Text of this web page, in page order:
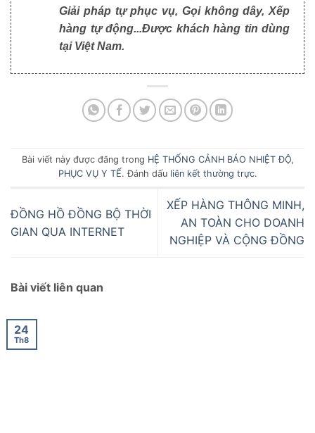
Giải pháp tự phục vụ, Gọi không dây, Xếp
hàng tự động...Được khách hàng tin dùng
tại Việt Nam.
Bài viết này được đăng trong HỆ THỐNG CẢNH BÁO NHIỆT ĐỘ,
PHỤC VỤ Y TẾ. Đánh dấu liên kết thường trực.
ĐỒNG HỒ ĐỒNG BỘ THỜI
GIAN QUA INTERNET
XẾP HÀNG THÔNG MINH,
AN TOÀN CHO DOANH
NGHIỆP VÀ CỘNG ĐỒNG
Bài viết liên quan
24
Th8